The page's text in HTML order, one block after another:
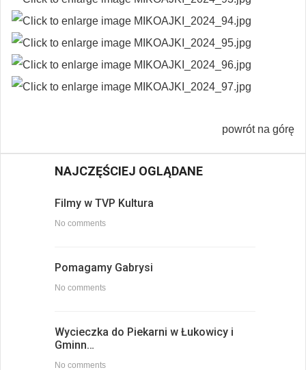
powrót na górę
NAJCZĘŚCIEJ OGLĄDANE
Filmy w TVP Kultura
No comments
Pomagamy Gabrysi
No comments
Wycieczka do Piekarni w Łukowicy i
Gminn…
No comments